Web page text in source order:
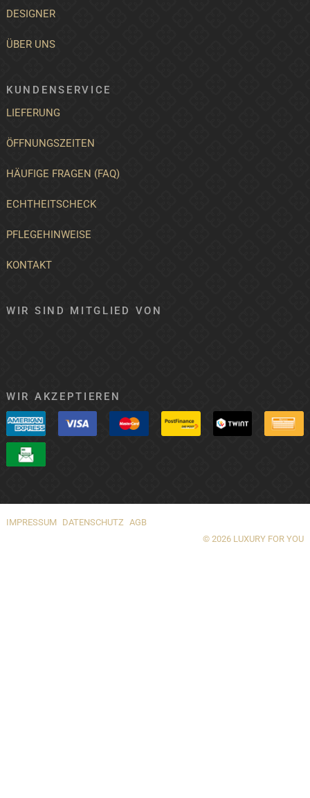
DESIGNER
ÜBER UNS
KUNDENSERVICE
LIEFERUNG
ÖFFNUNGSZEITEN
HÄUFIGE FRAGEN (FAQ)
ECHTHEITSCHECK
PFLEGEHINWEISE
KONTAKT
WIR SIND MITGLIED VON
WIR AKZEPTIEREN
IMPRESSUM DATENSCHUTZ AGB
© 2026 LUXURY FOR YOU